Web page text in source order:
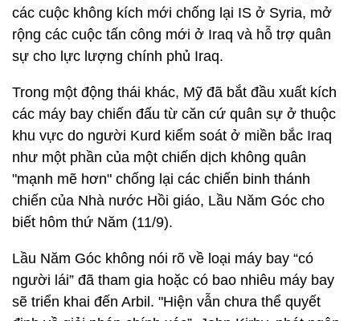
các cuộc không kích mới chống lại IS ở Syria, mở
rộng các cuộc tấn công mới ở Iraq và hỗ trợ quân
sự cho lực lượng chính phủ Iraq.
Trong một động thái khác, Mỹ đã bắt đầu xuất kích
các máy bay chiến đấu từ căn cứ quân sự ở thuộc
khu vực do người Kurd kiểm soát ở miền bắc Iraq
như một phần của một chiến dịch không quân
"mạnh mẽ hơn" chống lại các chiến binh thánh
chiến của Nhà nước Hồi giáo, Lầu Năm Góc cho
biết hôm thứ Năm (11/9).
Lầu Năm Góc không nói rõ về loại máy bay “có
người lái” đã tham gia hoặc có bao nhiêu máy bay
sẽ triển khai đến Arbil. "Hiện vẫn chưa thể quyết